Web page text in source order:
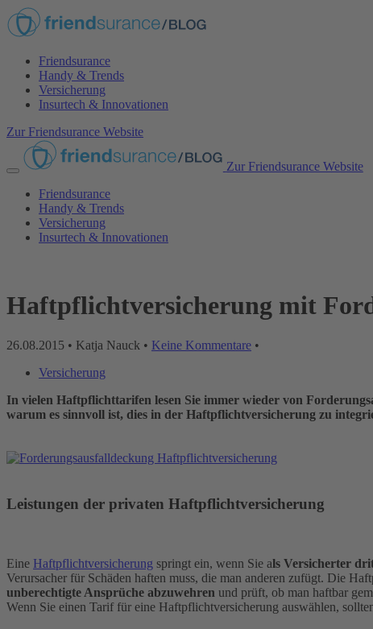
Friendsurance
Handy & Trends
Versicherung
Insurtech & Innovationen
Zur Friendsurance Website
Zur Friendsurance Website
Friendsurance
Handy & Trends
Versicherung
Insurtech & Innovationen
Haftpflichtversicherung mit
26.08.2015 • Katja Nauck • Keine Kommentare •
Versicherung
In vielen Haftpflichttarifen lesen Sie immer wieder von
warum es sinnvoll ist, dies in der Haftpflichtversicherung zu
Leistungen der privaten Haftpflichtversicherung
Eine Haftpflichtversicherung springt ein, wenn Sie als Versicherter
Verursacher für Schäden haften muss, die man anderen zufügt. Die
unberechtigte Ansprüche abzuwehren und prüft, ob man haftbar
Wenn Sie einen Tarif für eine Haftpflichtversicherung auswählen,